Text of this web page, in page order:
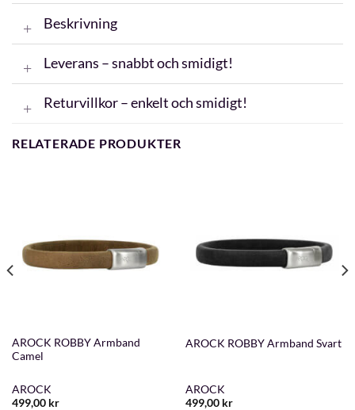
Beskrivning
Leverans – snabbt och smidigt!
Returvillkor – enkelt och smidigt!
RELATERADE PRODUKTER
AROCK ROBBY Armband
Camel
AROCK
499,00 kr
AROCK ROBBY Armband Svart
AROCK
499,00 kr